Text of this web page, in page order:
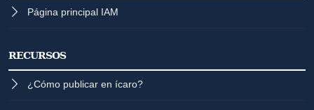
Página principal IAM
RECURSOS
¿Cómo publicar en ícaro?